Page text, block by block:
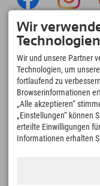
Explorer App
Upload Deiner
Explorer To Go mit
Bucketlist,
downloaden!
Zeit für Explorer
166
Bergseen und
Wir
Wir und unsere Partner
Technologien, um
fortlaufend zu
Browserinformationen
„Alle akzeptieren“
„Einstellungen“ können
erteilte Einwilligungen
Informationen erhalten